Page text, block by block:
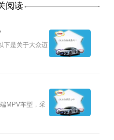
阅读
下是关于大众迈
MPV车型，采